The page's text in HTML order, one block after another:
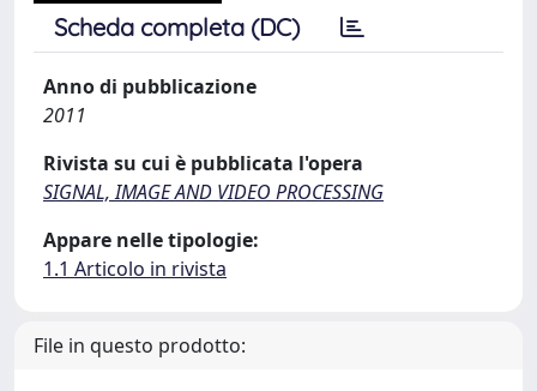
Scheda completa (DC)
Anno di pubblicazione
2011
Rivista su cui è pubblicata l'opera
SIGNAL, IMAGE AND VIDEO PROCESSING
Appare nelle tipologie:
1.1 Articolo in rivista
File in questo prodotto: